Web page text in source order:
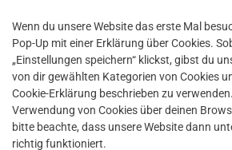
Wenn du unsere Website das erste Mal
Pop-Up mit einer Erklärung über Cookies.
„Einstellungen speichern“ klickst, gibst du
von dir gewählten Kategorien von Cookies
Cookie-Erklärung beschrieben zu
Verwendung von Cookies über deinen
bitte beachte, dass unsere Website dann
richtig funktioniert.